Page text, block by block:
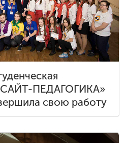
ПЕДАГОГИКА»
свою работу